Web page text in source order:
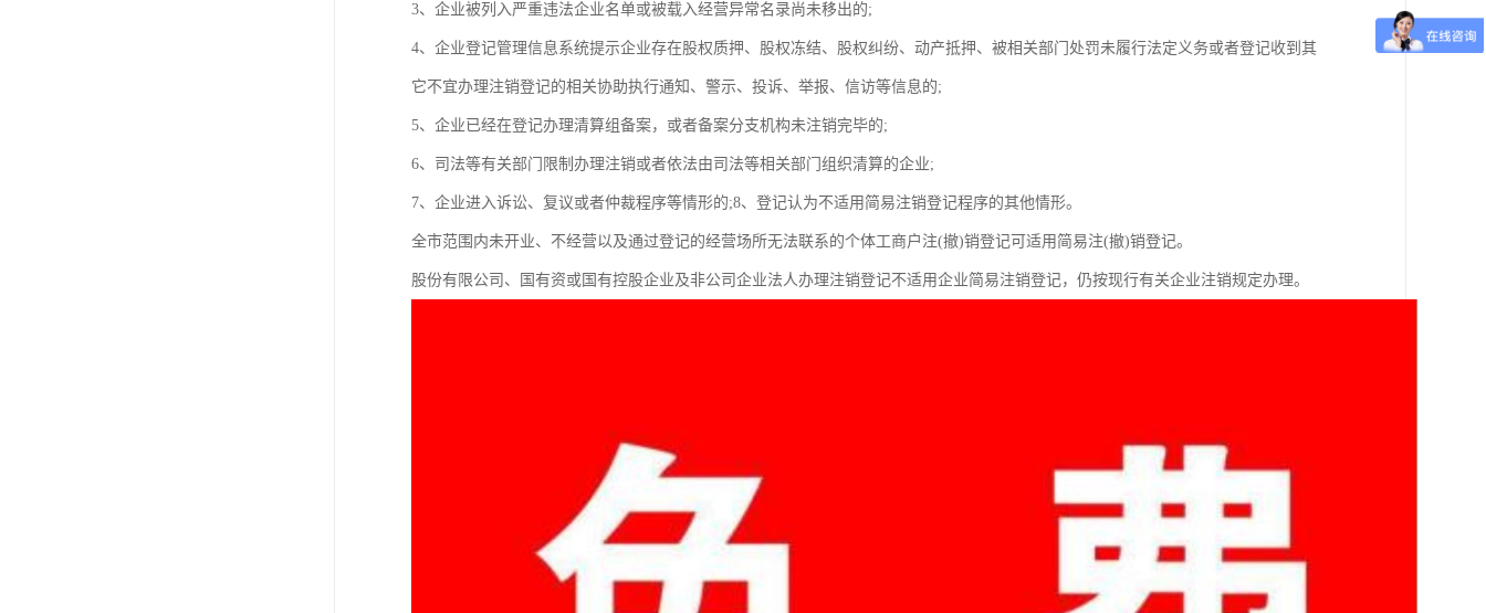
3、企业被列入严重违法企业名单或被载入经营异常名录尚未移出的;
4、企业登记管理信息系统提示企业存在股权质押、股权冻结、股权纠纷、动产抵押、被相关部门处罚未履行法定义务或者登记收到其
它不宜办理注销登记的相关协助执行通知、警示、投诉、举报、信访等信息的;
5、企业已经在登记办理清算组备案，或者备案分支机构未注销完毕的;
6、司法等有关部门限制办理注销或者依法由司法等相关部门组织清算的企业;
7、企业进入诉讼、复议或者仲裁程序等情形的;8、登记认为不适用简易注销登记程序的其他情形。
全市范围内未开业、不经营以及通过登记的经营场所无法联系的个体工商户注(撤)销登记可适用简易注(撤)销登记。
股份有限公司、国有资或国有控股企业及非公司企业法人办理注销登记不适用企业简易注销登记，仍按现行有关企业注销规定办理。